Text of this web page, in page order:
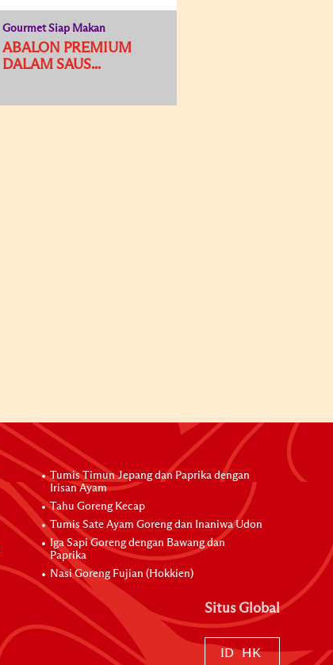
Gourmet Siap Makan
ABALON PREMIUM
DALAM SAUS...
Tumis Timun Jepang dan Paprika dengan
Irisan Ayam
Tahu Goreng Kecap
Tumis Sate Ayam Goreng dan Inaniwa Udon
Iga Sapi Goreng dengan Bawang dan
Paprika
Nasi Goreng Fujian (Hokkien)
Situs Global
ID HK